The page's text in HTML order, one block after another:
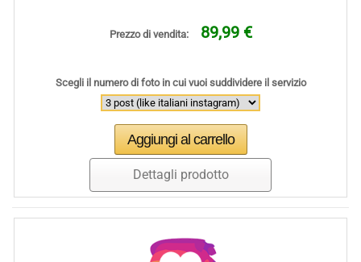
Prezzo di vendita: 89,99 €
Scegli il numero di foto in cui vuoi suddividere il servizio
Dettagli prodotto